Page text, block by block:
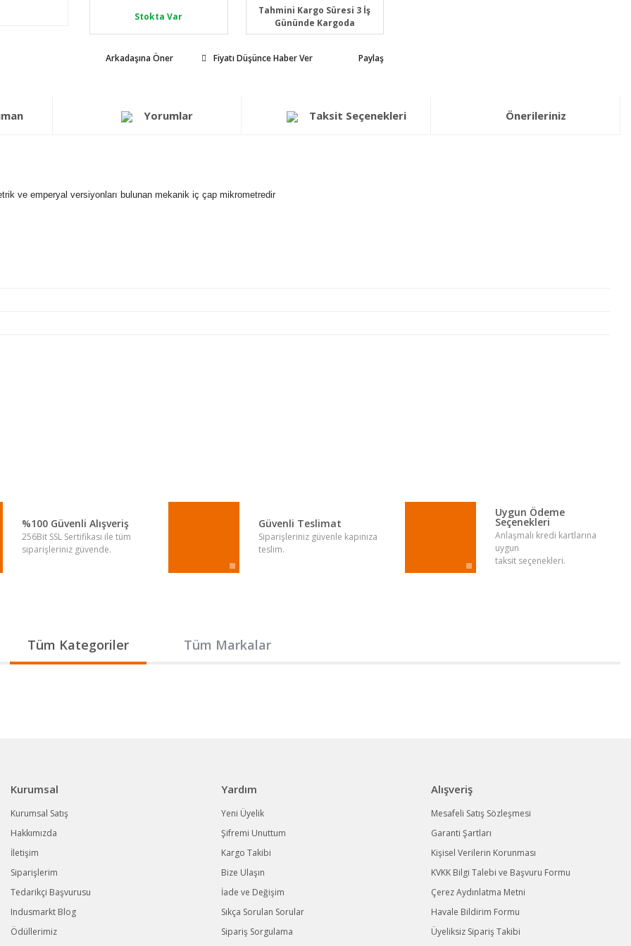
Stokta Var
Tahmini Kargo Süresi 3 İş
Gününde Kargoda
Arkadaşına Öner Fiyatı Düşünce Haber Ver Paylaş
Yorumlar Taksit Seçenekleri Önerileriniz
ve emperyal versiyonları bulunan mekanik iç çap mikrometredir
%100 Güvenli Alışveriş
256Bit SSL Sertifikası ile tüm
siparişleriniz güvende.
Güvenli Teslimat
Siparişleriniz güvenle kapınıza
teslim.
Uygun Ödeme
Seçenekleri
Anlaşmalı kredi kartlarına
uygun
taksit seçenekleri.
Tüm Kategoriler Tüm Markalar
Kurumsal
Kurumsal Satış
Hakkımızda
İletişim
Siparişlerim
Tedarikçi Başvurusu
Indusmarkt Blog
Ödüllerimiz
Yardım
Yeni Üyelik
Şifremi Unuttum
Kargo Takibi
Bize Ulaşın
İade ve Değişim
Sıkça Sorulan Sorular
Sipariş Sorgulama
Alışveriş
Mesafeli Satış Sözleşmesi
Garanti Şartları
Kişisel Verilerin Korunması
KVKK Bilgi Talebi ve Başvuru Formu
Çerez Aydınlatma Metni
Havale Bildirim Formu
Üyeliksiz Sipariş Takibi